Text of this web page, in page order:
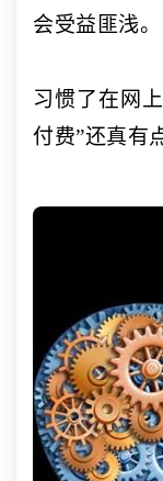
会受益匪浅。
习惯了在网
付费”还真有